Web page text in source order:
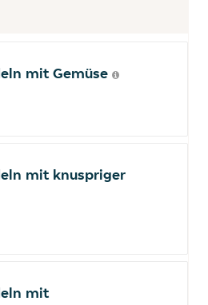
mit Gemüse
mit knuspriger
mit